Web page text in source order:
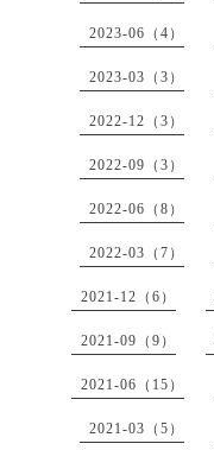
2023-06（4）
2023-03（3）
2022-12（3）
2022-09（3）
2022-06（8）
2022-03（7）
2021-12（6）
2021-09（9）
2021-06（15）
2021-03（5）